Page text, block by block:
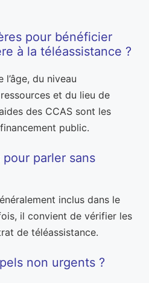
pour bénéficier
à la téléassistance ?
du niveau
et du lieu de
des CCAS sont les
public.
parler sans
inclus dans le
il convient de vérifier les
de téléassistance.
non urgents ?